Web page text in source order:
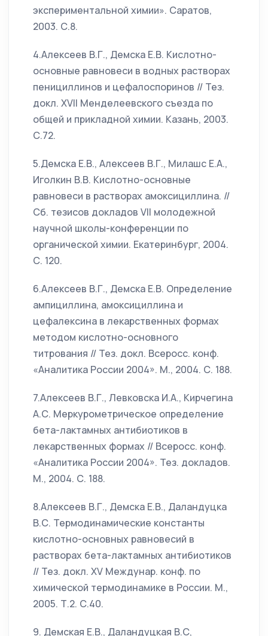
экспериментальной химии». Саратов,
2003. С.8.
4.Алексеев В.Г., Демска Е.В. Кислотно-
основные равновеси в водных растворах
пенициллинов и цефалоспоринов // Тез.
докл. XVII Менделеевского съезда по
общей и прикладной химии. Казань, 2003.
С.72.
5.Демска Е.В., Алексеев В.Г., Милашс Е.А.,
Иголкин В.В. Кислотно-основные
равновеси в растворах амоксициллина. //
Сб. тезисов докладов VII молодежной
научной школы-конференции по
органической химии. Екатеринбург, 2004.
С. 120.
6.Алексеев В.Г., Демска Е.В. Определение
ампициллина, амоксициллина и
цефалексина в лекарственных формах
методом кислотно-основного
титрования // Тез. докл. Всеросс. конф.
«Аналитика России 2004». М., 2004. С. 188.
7.Алексеев В.Г., Левковска И.А., Кирчегина
А.С. Меркурометрическое определение
бета-лактамных антибиотиков в
лекарственных формах // Всеросс. конф.
«Аналитика России 2004». Тез. докладов.
М., 2004. С. 188.
8.Алексеев В.Г., Демска Е.В., Даландуцка
В.С. Термодинамические константы
кислотно-основных равновесий в
растворах бета-лактамных антибиотиков
// Тез. докл. XV Междунар. конф. по
химической термодинамике в России. М.,
2005. Т.2. С.40.
9. Демская Е.В., Даландуцкая В.С,